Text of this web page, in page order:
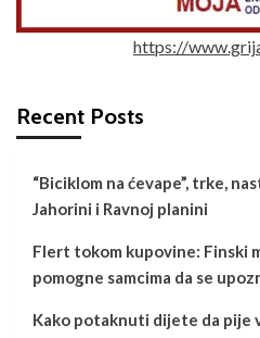
https://
Recent Posts
“Biciklom na ćevape”, trke,
Jahorini i Ravnoj planini
Flert tokom kupovine: Finski
pomogne samcima da se
Kako potaknuti dijete da pije